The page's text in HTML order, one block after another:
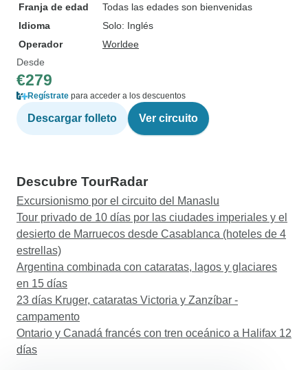
Franja de edad
Todas las edades son bienvenidas
Idioma
Solo: Inglés
Operador
Worldee
Desde
€279
Regístrate para acceder a los descuentos
Descargar folleto Ver circuito
Descubre TourRadar
Excursionismo por el circuito del Manaslu
Tour privado de 10 días por las ciudades imperiales y el
desierto de Marruecos desde Casablanca (hoteles de 4
estrellas)
Argentina combinada con cataratas, lagos y glaciares
en 15 días
23 días Kruger, cataratas Victoria y Zanzíbar -
campamento
Ontario y Canadá francés con tren oceánico a Halifax 12
días